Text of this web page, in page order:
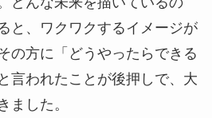
と、ワクワクするイメージが
の方に「どうやったらできる
言われたことが後押しで、大
ました。